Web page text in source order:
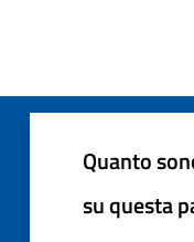
Quanto
su questa